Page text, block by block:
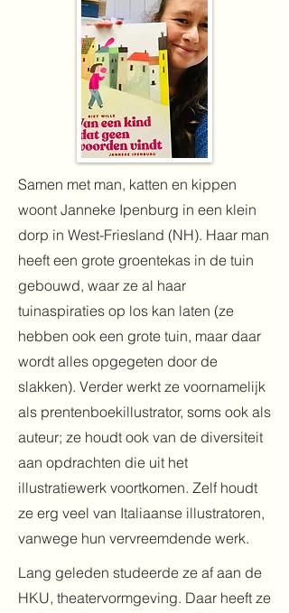
Samen met man, katten en kippen
woont Janneke Ipenburg in een klein
dorp in West-Friesland (NH). Haar man
heeft een grote groentekas in de tuin
gebouwd, waar ze al haar
tuinaspiraties op los kan laten (ze
hebben ook een grote tuin, maar daar
wordt alles opgegeten door de
slakken). Verder werkt ze voornamelijk
als prentenboekillustrator, soms ook als
auteur; ze houdt ook van de diversiteit
aan opdrachten die uit het
illustratiewerk voortkomen. Zelf houdt
ze erg veel van Italiaanse illustratoren,
vanwege hun vervreemdende werk.
Lang geleden studeerde ze af aan de
HKU, theatervormgeving. Daar heeft ze